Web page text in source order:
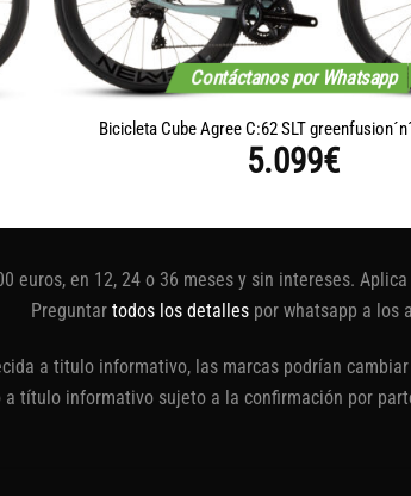
Contáctanos por Whatsapp
Bicicleta Cube Agree C:62 SLT
5.099€
en 12, 24 o 36 meses y sin intereses.
Preguntar todos los detallespor whatsapp a los
a titulo informativo, las marcas podrían
a título informativo sujeto a la confirmación por